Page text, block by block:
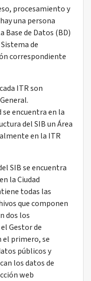
procesamiento y
una persona
Base de Datos (BD)
de
correspondiente
ITR son
encuentra en la
del SIB un Área
en la ITR
SIB se encuentra
la Ciudad
todas las
que componen
dos los
Gestor de
el primero, se
públicos y
los datos de
web